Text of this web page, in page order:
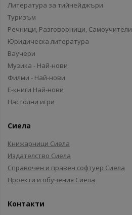
Литература за тийнейджъри
Туризъм
Речници, Разговорници, Самоучители
Юридическа литература
Ваучери
Музика - Най-нови
Филми - Най-нови
Е-книги Най-нови
Настолни игри
Сиела
Книжарници Сиела
Издателство Сиела
Справочен и правен софтуер Сиела
Проекти и обучения Сиела
Контакти